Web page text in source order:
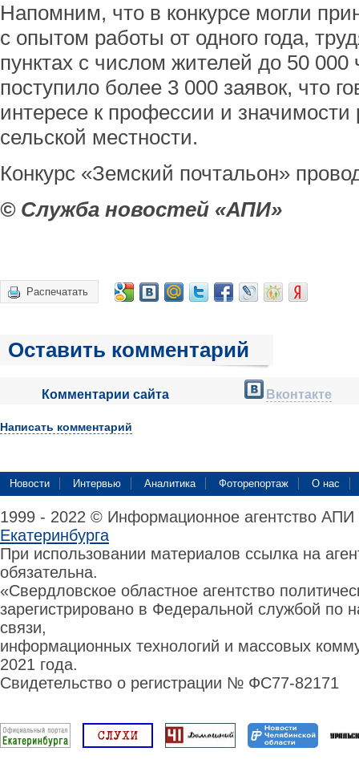
Напомним, что в конкурсе могли
с опытом работы от одного года,
пунктах с числом жителей до 50 000
поступило более 3 000 заявок, что
интересе к профессии и значимости
сельской местности.
Конкурс «Земский почтальон»
© Служба новостей «АПИ»
Распечатать
Оставить комментарий
Комментарии сайта Вконтакте
Написать комментарий
Новости Интервью Аналитика Фоторепортаж О нас
1999 - 2022 © Информационное агентство
Екатеринбурга
При использовании материалов ссылка на
обязательна.
«Свердловское областное агентство
зарегистрировано в Федеральной службой по
связи,
информационных технологий и массовых
2021 года.
Свидетельство о регистрации № ФС77-82171